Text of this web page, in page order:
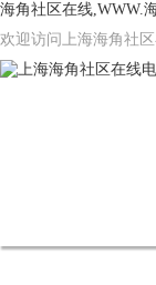
海角社区在线,WWW.
欢迎访问上海海角社